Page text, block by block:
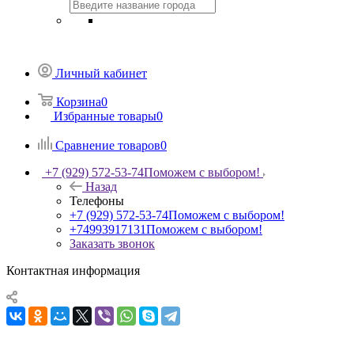
Личный кабинет
Корзина0
Избранные товары0
Сравнение товаров0
+7 (929) 572-53-74Поможем с выбором!
Назад
Телефоны
+7 (929) 572-53-74Поможем с выбором!
+74993917131Поможем с выбором!
Заказать звонок
Контактная информация